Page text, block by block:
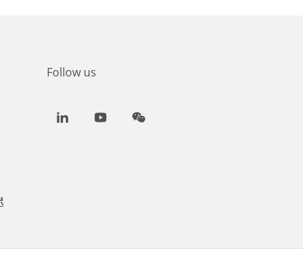
Follow us
LinkedInYoutubeWeChat